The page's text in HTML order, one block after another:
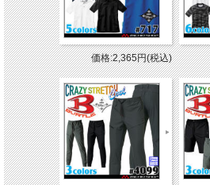
価格:2,365円(税込)